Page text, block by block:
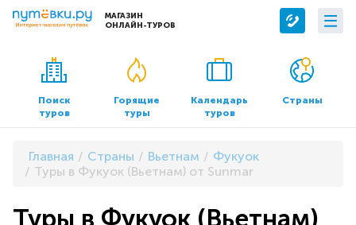
МАГАЗИН
ОНЛАЙН-ТУРОВ
Сервисы
Бронирование отелей
Трансфер
О компании
О нас
Контакты
Документы и реквизиты
Поиск
туров
Горящие
туры
Календарь
туров
Страны
Главная Страны Вьетнам
Фукуок
Туры в Фукуок (Вьетнам) от Sunmar